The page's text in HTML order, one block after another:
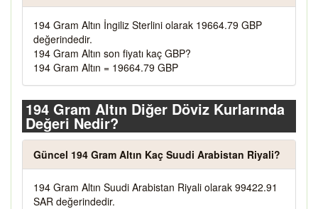
194 Gram Altın İngiliz Sterlini olarak 19664.79 GBP
değerindedir.
194 Gram Altın son fiyatı kaç GBP?
194 Gram Altın = 19664.79 GBP
194 Gram Altın Diğer Döviz Kurlarında
Değeri Nedir?
Güncel 194 Gram Altın Kaç Suudi Arabistan Riyali?
194 Gram Altın Suudi Arabistan Riyali olarak 99422.91
SAR değerindedir.